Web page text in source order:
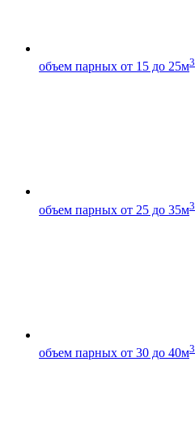
объем парных от 15 до 25м3
объем парных от 25 до 35м3
объем парных от 30 до 40м3